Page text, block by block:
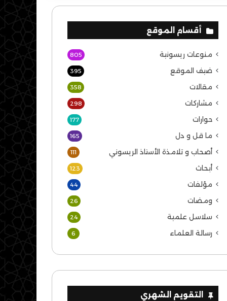
أقسام الموقع
منوعات ريسونية 805
ضيف الموقع 395
مقالات 358
مشاركات 298
حوارات 177
ما قل و دل 165
أصحاب و تلامذة الأستاذ الريسوني 111
أبحاث 123
مؤلفات 44
ومضات 26
سلاسل علمية 24
رسالة العلماء 6
التقويم الشهري